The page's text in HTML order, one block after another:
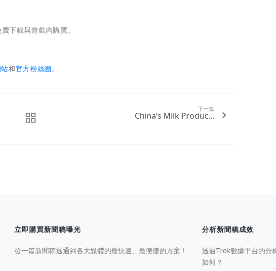
下載與遊戲內購買。
和官方粉絲團。
下一篇
China’s Milk Produc...
立即購買新聞稿曝光
發一篇新聞稿透通到各大媒體的最快速、最便捷的方案！
分析新聞稿成效
透過Trek數據平台的分
如何？